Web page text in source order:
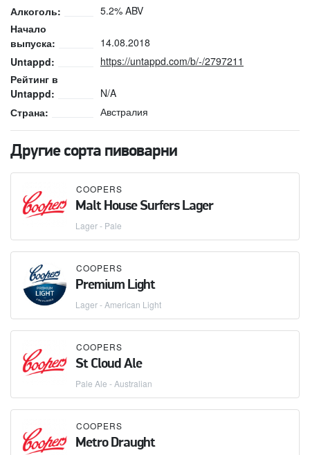
Алкоголь:
5.2% ABV
Начало
выпуска:
14.08.2018
Untappd:
https://untappd.com/b/-/2797211
Рейтинг в
Untappd:
N/A
Страна:
Австралия
Другие сорта пивоварни
COOPERS
Malt House Surfers Lager
Lager - Pale
COOPERS
Premium Light
Lager - American Light
COOPERS
St Cloud Ale
Pale Ale - Australian
COOPERS
Metro Draught